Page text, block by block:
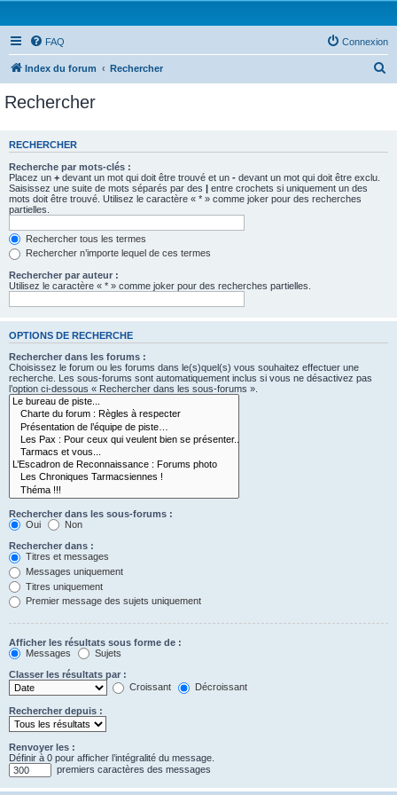
FAQ Connexion
Index du forum Rechercher
e
Rechercher
RECHERCHER
Recherche par mots-clés :
Placez un + devant un mot qui doit être trouvé et un - devant un mot qui doit être exclu.
Saisissez une suite de mots séparés par des | entre crochets si uniquement un des
mots doit être trouvé. Utilisez le caractère « * » comme joker pour des recherches
partielles.
Rechercher tous les termes
Rechercher n’importe lequel de ces termes
Rechercher par auteur :
Utilisez le caractère « * » comme joker pour des recherches partielles.
OPTIONS DE RECHERCHE
Rechercher dans les forums :
Choisissez le forum ou les forums dans le(s)quel(s) vous souhaitez effectuer une
recherche. Les sous-forums sont automatiquement inclus si vous ne désactivez pas
l’option ci-dessous « Rechercher dans les sous-forums ».
Rechercher dans les sous-forums :
Oui
Non
Rechercher dans :
Titres et messages
Messages uniquement
Titres uniquement
Premier message des sujets uniquement
Afficher les résultats sous forme de :
Messages
Sujets
Classer les résultats par :
Croissant
Décroissant
Rechercher depuis :
Renvoyer les :
Définir à 0 pour afficher l’intégralité du message.
premiers caractères des messages